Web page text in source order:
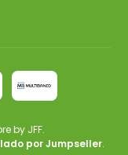
by JFF.
por Jumpseller.